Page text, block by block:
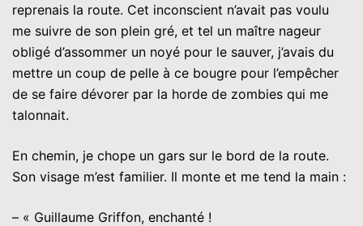
reprenais la route. Cet inconscient n’avait pas voulu
me suivre de son plein gré, et tel un maître nageur
obligé d’assommer un noyé pour le sauver, j’avais du
mettre un coup de pelle à ce bougre pour l’empêcher
de se faire dévorer par la horde de zombies qui me
talonnait.
En chemin, je chope un gars sur le bord de la route.
Son visage m’est familier. Il monte et me tend la main :
– « Guillaume Griffon, enchanté !